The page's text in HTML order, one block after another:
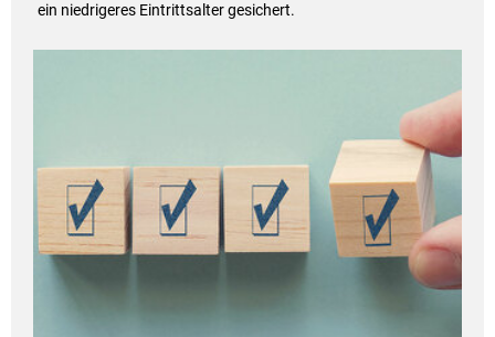
ein niedrigeres Eintrittsalter gesichert.